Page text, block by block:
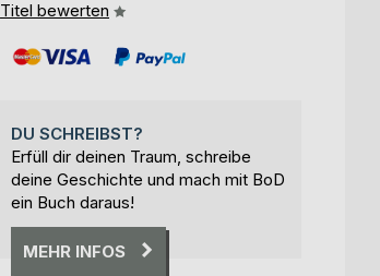
Titel bewerten
DU SCHREIBST?
Erfüll dir deinen Traum, schreibe
deine Geschichte und mach mit BoD
ein Buch daraus!
MEHR INFOS